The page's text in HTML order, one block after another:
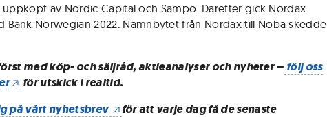
av Nordic Capital och Sampo. Därefter gick Nordax
Bank Norwegian 2022. Namnbytet från Nordax till Noba skedde
med köp- och säljråd, aktieanalyser och nyheter – följ oss
för utskick i realtid.
på vårt nyhetsbrev
för att varje dag få de senaste